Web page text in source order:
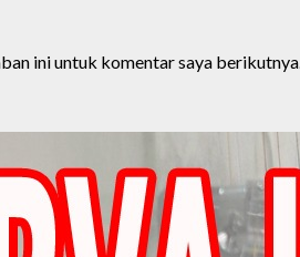
ini untuk komentar saya berikutnya.